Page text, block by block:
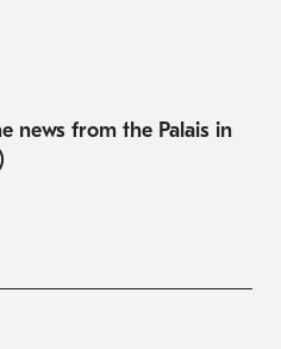
news from the Palais in